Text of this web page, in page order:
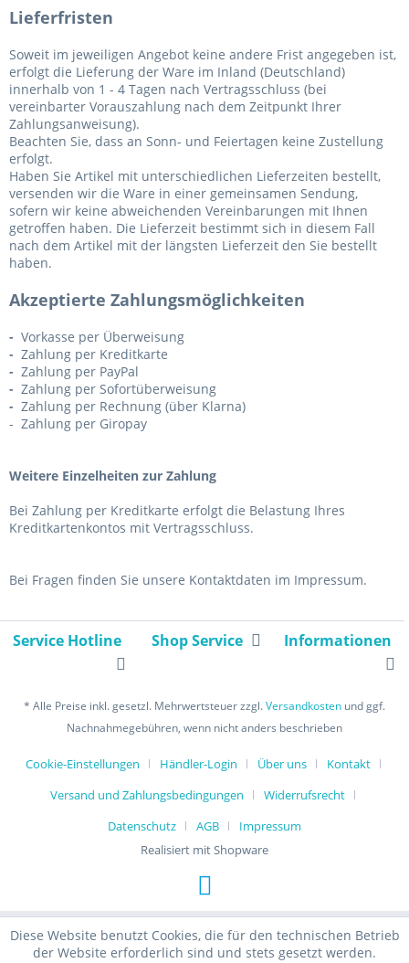
Lieferfristen
Soweit im jeweiligen Angebot keine andere Frist angegeben ist,
erfolgt die Lieferung der Ware im Inland (Deutschland)
innerhalb von 1 - 4 Tagen nach Vertragsschluss (bei
vereinbarter Vorauszahlung nach dem Zeitpunkt Ihrer
Zahlungsanweisung).
Beachten Sie, dass an Sonn- und Feiertagen keine Zustellung
erfolgt.
Haben Sie Artikel mit unterschiedlichen Lieferzeiten bestellt,
versenden wir die Ware in einer gemeinsamen Sendung,
sofern wir keine abweichenden Vereinbarungen mit Ihnen
getroffen haben. Die Lieferzeit bestimmt sich in diesem Fall
nach dem Artikel mit der längsten Lieferzeit den Sie bestellt
haben.
Akzeptierte Zahlungsmöglichkeiten
- Vorkasse per Überweisung
- Zahlung per Kreditkarte
- Zahlung per PayPal
- Zahlung per Sofortüberweisung
- Zahlung per Rechnung (über Klarna)
- Zahlung per Giropay
Weitere Einzelheiten zur Zahlung
Bei Zahlung per Kreditkarte erfolgt die Belastung Ihres
Kreditkartenkontos mit Vertragsschluss.
Bei Fragen finden Sie unsere Kontaktdaten im Impressum.
Service Hotline Shop Service Informationen
* Alle Preise inkl. gesetzl. Mehrwertsteuer zzgl.Versandkosten und ggf.
Nachnahmegebühren, wenn nicht anders beschrieben
Cookie-Einstellungen Händler-Login Über uns
Kontakt
Versand und Zahlungsbedingungen
Widerrufsrecht
Datenschutz
AGB
Impressum
Realisiert mit Shopware
Diese Website benutzt Cookies, die für den technischen Betrieb
der Website erforderlich sind und stets gesetzt werden.